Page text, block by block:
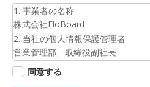
1. 事業者の名称
株式会社FloBoard
2. 当社の個人情報保護管理者
営業管理部 取締役副社長
3. 個人情報の利用目的
お預かりした個人情報は、お問合
同意する